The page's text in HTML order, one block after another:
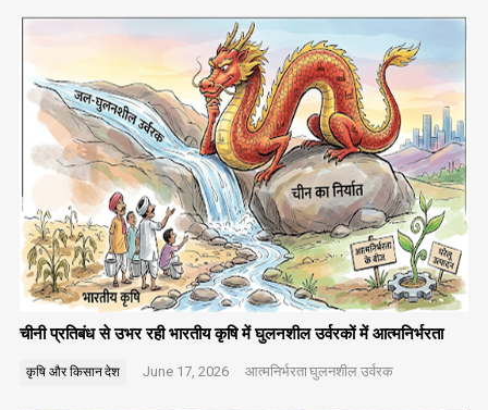
चीनी प्रतिबंध से उभर रही भारतीय कृषि में घुलनशील उर्वरकों में आत्मनिर्भरता
कृषि और किसानदेश June 17, 2026 आत्मनिर्भरताघुलनशील उर्वरक